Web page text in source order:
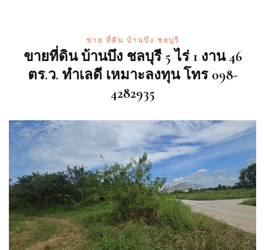
ขาย ที่ดิน บ้านบึง ชลบุรี
ขายที่ดิน บ้านบึง ชลบุรี 5 ไร่ 1 งาน 46
ตร.ว. ทำเลดี เหมาะลงทุน โทร 098-
4282935